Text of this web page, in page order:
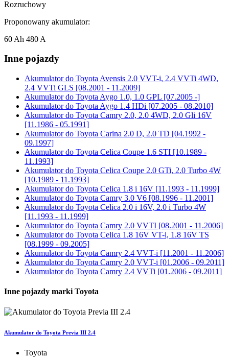
Rozruchowy
Proponowany akumulator:
60 Ah 480 A
Inne pojazdy
Akumulator do Toyota Avensis 2.0 VVT-i, 2.4 VVTi 4WD,
2.4 VVTi GLS [08.2001 - 11.2009]
Akumulator do Toyota Aygo 1.0, 1.0 GPL [07.2005 -]
Akumulator do Toyota Aygo 1.4 HDi [07.2005 - 08.2010]
Akumulator do Toyota Camry 2.0, 2.0 4WD, 2.0 Gli 16V
[11.1986 - 05.1991]
Akumulator do Toyota Carina 2.0 D, 2.0 TD [04.1992 -
09.1997]
Akumulator do Toyota Celica Coupe 1.6 STI [10.1989 -
11.1993]
Akumulator do Toyota Celica Coupe 2.0 GTi, 2.0 Turbo 4W
[10.1989 - 11.1993]
Akumulator do Toyota Celica 1.8 i 16V [11.1993 - 11.1999]
Akumulator do Toyota Camry 3.0 V6 [08.1996 - 11.2001]
Akumulator do Toyota Celica 2.0 i 16V, 2.0 i Turbo 4W
[11.1993 - 11.1999]
Akumulator do Toyota Camry 2.0 VVTI [08.2001 - 11.2006]
Akumulator do Toyota Celica 1.8 16V VT-i, 1.8 16V TS
[08.1999 - 09.2005]
Akumulator do Toyota Camry 2.4 VVT-i [11.2001 - 11.2006]
Akumulator do Toyota Camry 2.0 VVT-i [01.2006 - 09.2011]
Akumulator do Toyota Camry 2.4 VVTi [01.2006 - 09.2011]
Inne pojazdy marki Toyota
Akumulator do Toyota Previa III 2.4
Toyota